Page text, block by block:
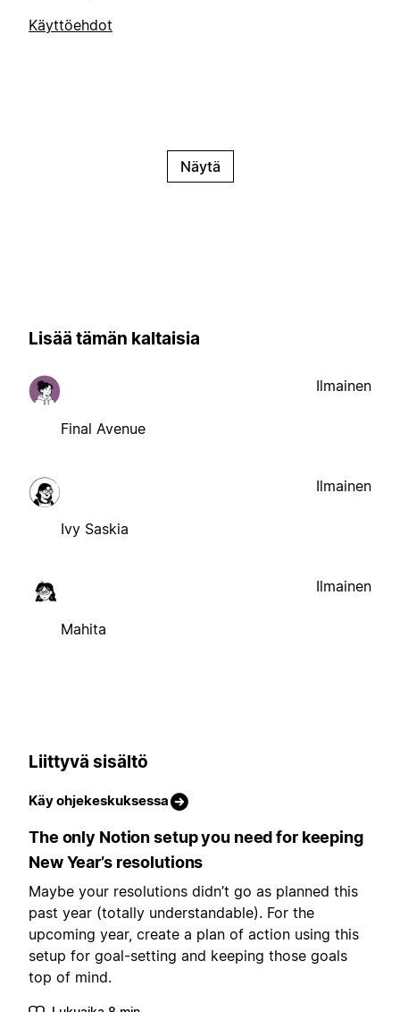
Käyttöehdot
Näytä
Lisää tämän kaltaisia
Final Avenue
Ilmainen
Ivy Saskia
Ilmainen
Mahita
Ilmainen
Liittyvä sisältö
Käy ohjekeskuksessa
The only Notion setup you need for keeping
New Year’s resolutions
Maybe your resolutions didn’t go as planned this
past year (totally understandable). For the
upcoming year, create a plan of action using this
setup for goal-setting and keeping those goals
top of mind.